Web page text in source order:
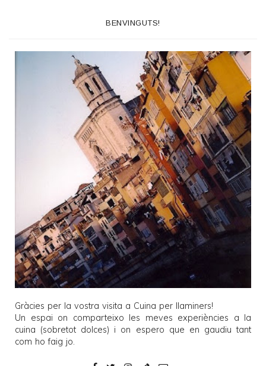
BENVINGUTS!
Gràcies per la vostra visita a Cuina per llaminers!
Un espai on comparteixo les meves experiències a la
cuina (sobretot dolces) i on espero que en gaudiu tant
com ho faig jo.